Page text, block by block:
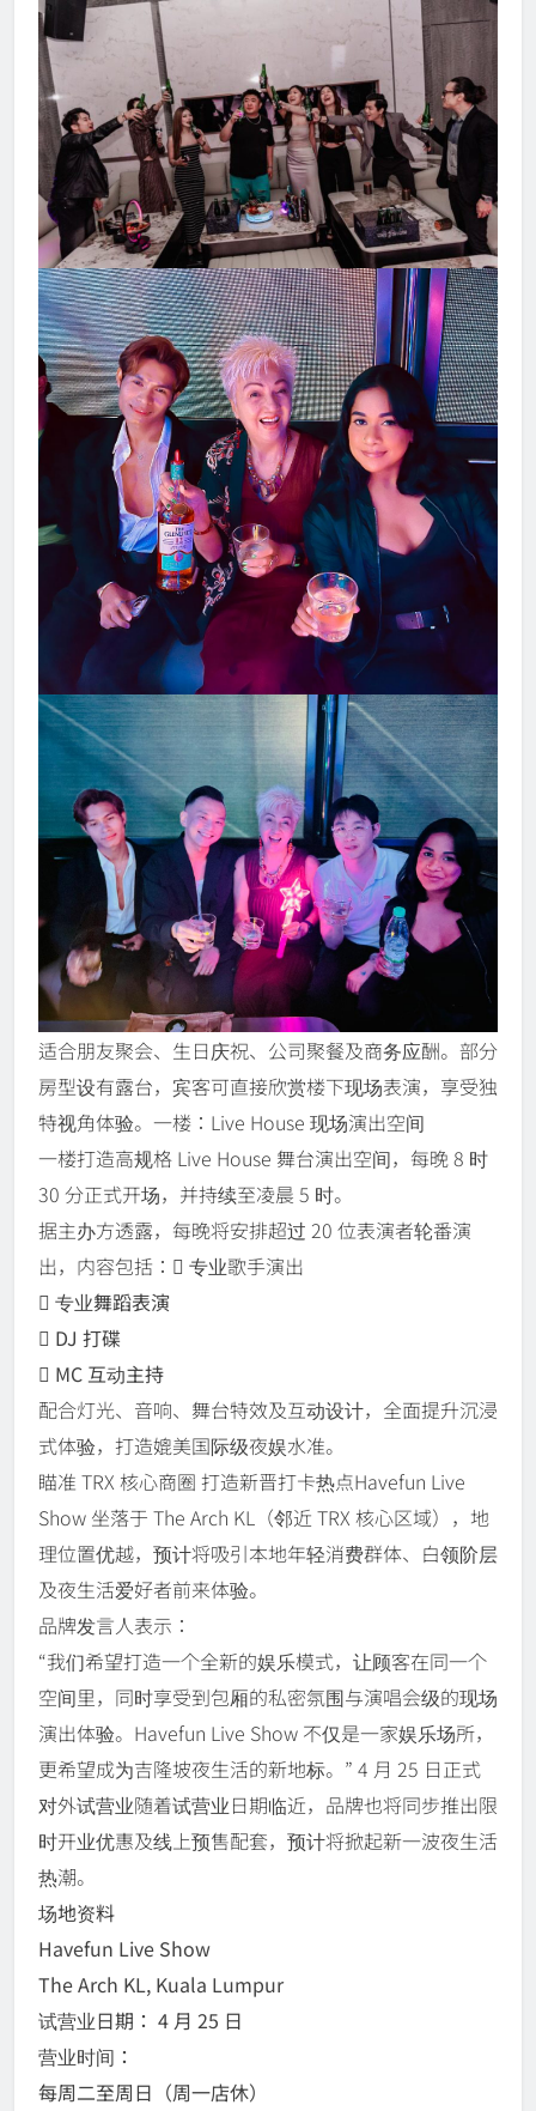
适合朋友聚会、生日庆祝、公司聚餐及商务应酬。部分
房型设有露台，宾客可直接欣赏楼下现场表演，享受独
特视角体验。一楼：Live House 现场演出空间
一楼打造高规格 Live House 舞台演出空间，每晚 8 时
30 分正式开场，并持续至凌晨 5 时。
据主办方透露，每晚将安排超过 20 位表演者轮番演
出，内容包括： 专业歌手演出
 专业舞蹈表演
 DJ 打碟
 MC 互动主持
配合灯光、音响、舞台特效及互动设计，全面提升沉浸
式体验，打造媲美国际级夜娱水准。
瞄准 TRX 核心商圈 打造新晋打卡热点Havefun Live
Show 坐落于 The Arch KL（邻近 TRX 核心区域），地
理位置优越，预计将吸引本地年轻消费群体、白领阶层
及夜生活爱好者前来体验。
品牌发言人表示：
“我们希望打造一个全新的娱乐模式，让顾客在同一个
空间里，同时享受到包厢的私密氛围与演唱会级的现场
演出体验。Havefun Live Show 不仅是一家娱乐场所，
更希望成为吉隆坡夜生活的新地标。” 4 月 25 日正式
对外试营业随着试营业日期临近，品牌也将同步推出限
时开业优惠及线上预售配套，预计将掀起新一波夜生活
热潮。
场地资料
Havefun Live Show
The Arch KL, Kuala Lumpur
试营业日期： 4 月 25 日
营业时间：
每周二至周日（周一店休）